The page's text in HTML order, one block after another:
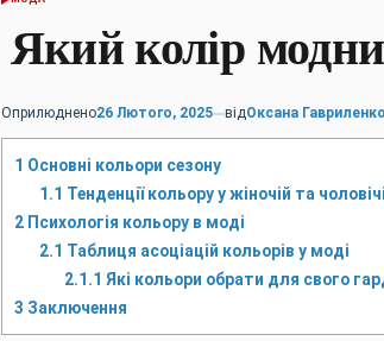
ОПУБЛІКУВАТИ
Який колір
Оприлюднено26 Лютого, 2025 відОксана Гавриленко
1 Основні кольори сезону
1.1 Тенденції кольору у жіночій та
2 Психологія кольору в моді
2.1 Таблиця асоціацій кольорів у моді
2.1.1 Які кольори обрати для свого
3 Заключення